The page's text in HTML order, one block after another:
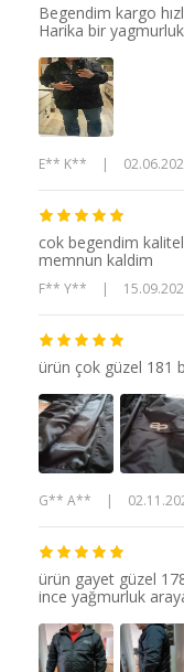
Begendim kargo
Harika bir
E** K** |
cok begendim
memnun kaldim
F** Y** |
ürün çok güzel 181
G** A** |
ürün gayet güzel
ince yağmurluk